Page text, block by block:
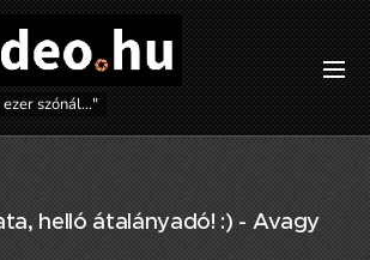
szónál..."
helló átalányadó! :) - Avagy